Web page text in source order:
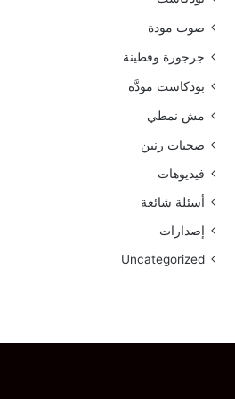
صوت مودة
جرجورة وفطينة
بودكاست مودَّة
مش نمطي
صحيات رنين
فيديوهات
أسئلة شائعة
إصدارات
Uncategorized